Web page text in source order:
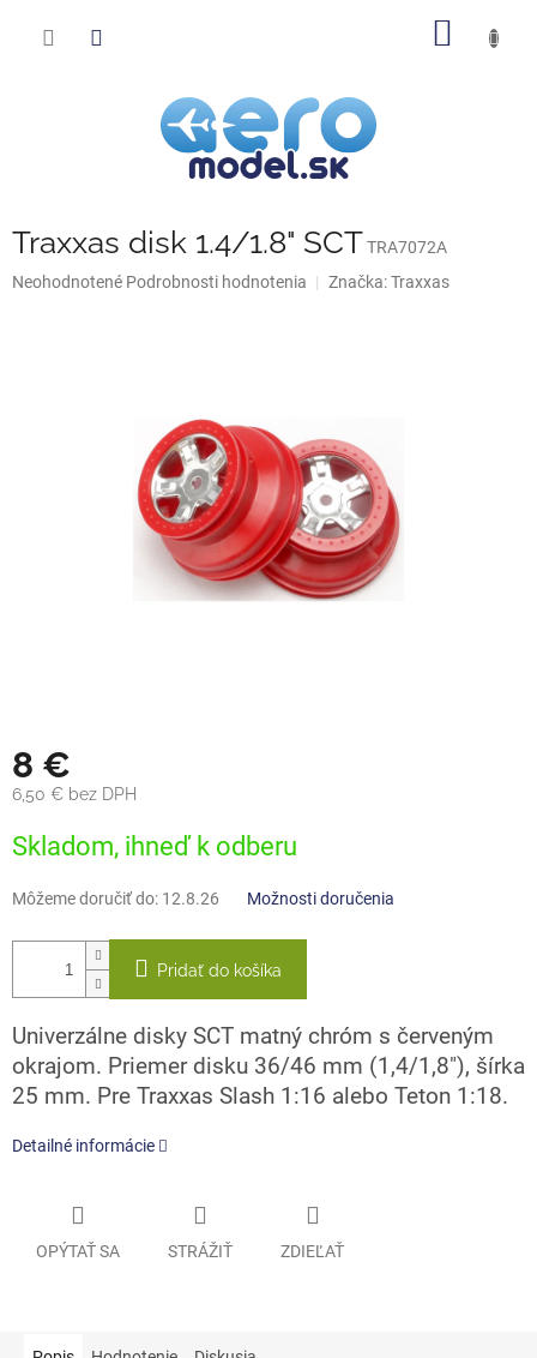
Traxxas disk 1.4/1.8" SCTTRA7072A
Priemerné
Neohodnotené Podrobnosti hodnotenia Značka:Traxxas
8 €
6,50 € bez DPH
cena:
Skladom, ihneď k odberu
Môžeme doručiť do: 12.8.26 Možnosti doručenia
Pridať do košíka
Univerzálne disky SCT matný chróm s červeným
okrajom. Priemer disku 36/46 mm (1,4/1,8"), šírka
25 mm. Pre Traxxas Slash 1:16 alebo Teton 1:18.
Detailné informácie
OPÝTAŤ SA STRÁŽIŤ ZDIEĽAŤ